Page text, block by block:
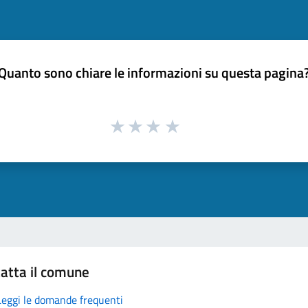
sono chiare le informazioni su questa
il comune
le domande frequenti